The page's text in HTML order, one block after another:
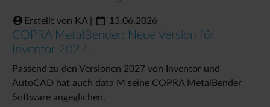
Erstellt von KA 15.06.2026
COPRA MetalBender: Neue Version für
Inventor 2027…
Passend zu den Versionen 2027 von Inventor und
AutoCAD hat auch data M seine COPRA MetalBender
Software angeglichen.